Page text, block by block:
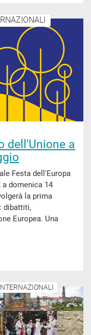
dell'Unione a
Festa dell'Europa
a domenica 14
la prima
dibattiti,
Europea. Una